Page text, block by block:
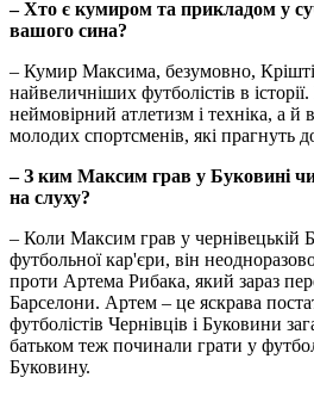
– Хто є кумиром та прикладом у
вашого сина?
– Кумир Максима, безумовно,
найвеличніших футболістів в
неймовірний атлетизм і техніка, а й
молодих спортсменів, які прагнуть
– З ким Максим грав у Буковині
на слуху?
– Коли Максим грав у чернівецькій
футбольної кар'єри, він
проти Артема Рибака, який зараз
Барселони. Артем – це яскрава
футболістів Чернівців і Буковини
батьком теж починали грати у
Буковину.